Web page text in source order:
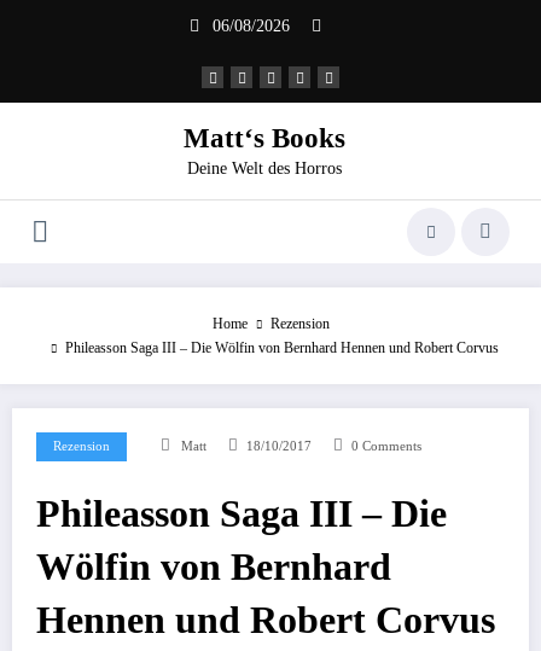
06/08/2026
Matt‘s Books
Deine Welt des Horros
Home
Rezension
Phileasson Saga III – Die Wölfin von Bernhard Hennen und Robert Corvus
Rezension Matt 18/10/2017 0 Comments
Phileasson Saga III – Die
Wölfin von Bernhard
Hennen und Robert Corvus